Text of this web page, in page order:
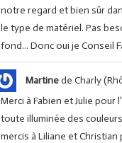
notre regard et bien sûr
le type de matériel. Pas
fond... Donc oui je Conseil
Martinede Charly
Merci à Fabien et Julie
toute illuminée des
mercis à Liliane et